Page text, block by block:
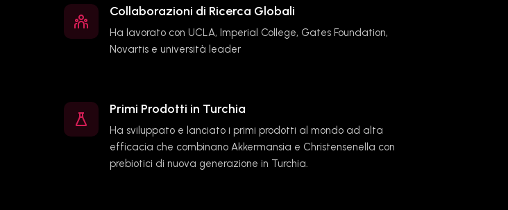
Collaborazioni di Ricerca Globali
Ha lavorato con UCLA, Imperial College, Gates Foundation,
Novartis e università leader
Primi Prodotti in Turchia
Ha sviluppato e lanciato i primi prodotti al mondo ad alta
efficacia che combinano Akkermansia e Christensenella con
prebiotici di nuova generazione in Turchia.